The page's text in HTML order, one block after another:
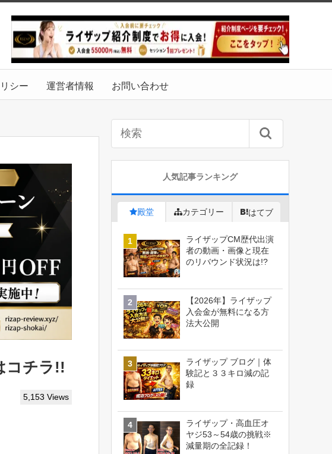
シー 運営者情報 お問い合わせ
コチラ!!
5,153 Views
人気記事ランキング
殿堂 カテゴリー はてブ
ライザップCM歴代出演
者の動画・画像と現在
のリバウンド状況は!?
【2026年】ライザップ
入会金が無料になる方
法大公開
ライザップ ブログ｜体
験記と３３キロ減の記
録
ライザップ・高血圧オ
ヤジ53～54歳の挑戦※
減量期の全記録！